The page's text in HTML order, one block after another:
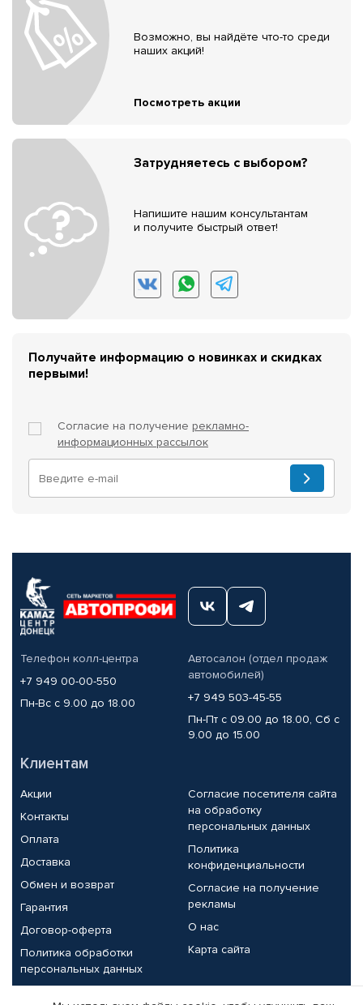
Возможно, вы найдёте что-то среди
наших акций!
Посмотреть акции
Затрудняетесь с выбором?
Напишите нашим консультантам
и получите быстрый ответ!
Получайте информацию о новинках и скидках
первыми!
Согласие на получение рекламно-
информационных рассылок
Телефон колл-центра
+7 949 00-00-550
Пн-Вс с 9.00 до 18.00
Автосалон (отдел продаж
автомобилей)
+7 949 503-45-55
Пн-Пт с 09.00 до 18.00, Сб с
9.00 до 15.00
Клиентам
Акции
Контакты
Оплата
Доставка
Обмен и возврат
Гарантия
Договор-оферта
Политика обработки
персональных данных
Согласие посетителя сайта
на обработку
персональных данных
Политика
конфиденциальности
Согласие на получение
рекламы
О нас
Карта сайта